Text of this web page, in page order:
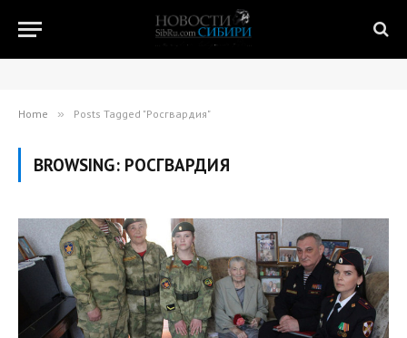
Home » Posts Tagged "Росгвардия"
BROWSING: РОСГВАРДИЯ